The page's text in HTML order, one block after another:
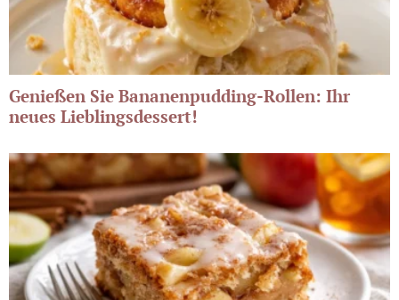
Genießen Sie Bananenpudding-Rollen: Ihr
neues Lieblingsdessert!